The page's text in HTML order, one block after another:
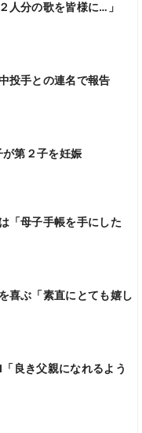
人分の歌を皆様に…」
投手との連名で報告
第２子を妊娠
「母子手帳を手にした
喜ぶ「素直にとても嬉し
良き父親になれるよう